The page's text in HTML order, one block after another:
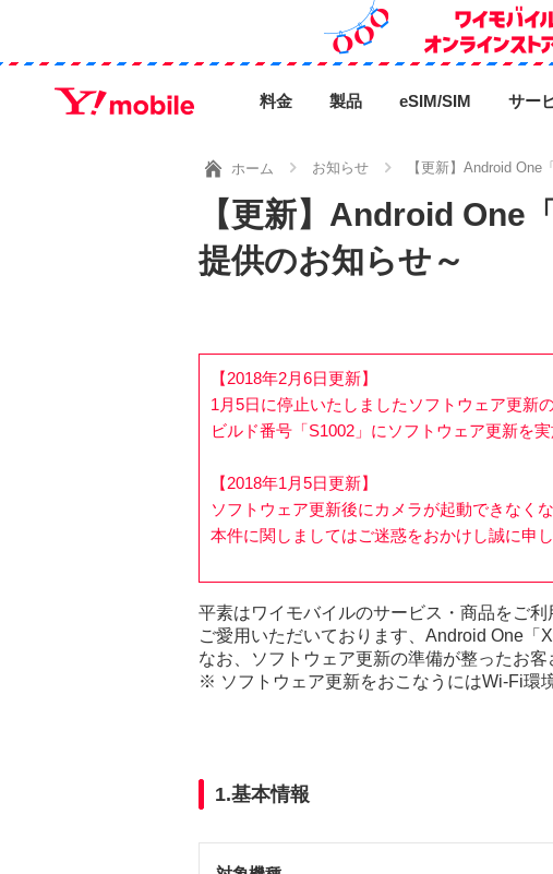
料金 製品 eSIM/SIM サー
ホーム お知らせ 【更新】Android
【更新】Android
提供のお知らせ～
【2018年2月6日更新】
1月5日に停止いたしましたソフトウェア更新
ビルド番号「S1002」にソフトウェア更新を
【2018年1月5日更新】
ソフトウェア更新後にカメラが起動できなく
本件に関しましてはご迷惑をおかけし誠に申し
平素はワイモバイルのサービス・商品をご
ご愛用いただいております、Android One「
なお、ソフトウェア更新の準備が整ったお
※ ソフトウェア更新をおこなうにはWi-Fi環
1.基本情報